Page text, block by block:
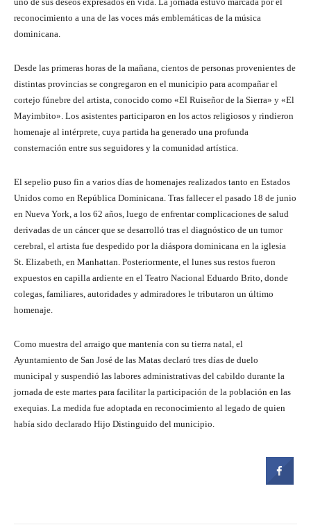
reconocimiento a una de las voces más emblemáticas de la música
dominicana.
Desde las primeras horas de la mañana, cientos de personas provenientes de
distintas provincias se congregaron en el municipio para acompañar el
cortejo fúnebre del artista, conocido como «El Ruiseñor de la Sierra» y «El
Mayimbito». Los asistentes participaron en los actos religiosos y rindieron
homenaje al intérprete, cuya partida ha generado una profunda
consternación entre sus seguidores y la comunidad artística.
El sepelio puso fin a varios días de homenajes realizados tanto en Estados
Unidos como en República Dominicana. Tras fallecer el pasado 18 de junio
en Nueva York, a los 62 años, luego de enfrentar complicaciones de salud
derivadas de un cáncer que se desarrolló tras el diagnóstico de un tumor
cerebral, el artista fue despedido por la diáspora dominicana en la iglesia
St. Elizabeth, en Manhattan. Posteriormente, el lunes sus restos fueron
expuestos en capilla ardiente en el Teatro Nacional Eduardo Brito, donde
colegas, familiares, autoridades y admiradores le tributaron un último
homenaje.
Como muestra del arraigo que mantenía con su tierra natal, el
Ayuntamiento de San José de las Matas declaró tres días de duelo
municipal y suspendió las labores administrativas del cabildo durante la
jornada de este martes para facilitar la participación de la población en las
exequias. La medida fue adoptada en reconocimiento al legado de quien
había sido declarado Hijo Distinguido del municipio.